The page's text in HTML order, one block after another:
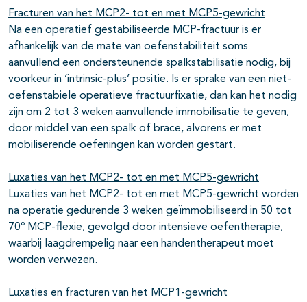
Fracturen van het MCP2- tot en met MCP5-gewricht
Na een operatief gestabiliseerde MCP-fractuur is er
afhankelijk van de mate van oefenstabiliteit soms
aanvullend een ondersteunende spalkstabilisatie nodig, bij
voorkeur in ‘intrinsic-plus’ positie. Is er sprake van een niet-
oefenstabiele operatieve fractuurfixatie, dan kan het nodig
zijn om 2 tot 3 weken aanvullende immobilisatie te geven,
door middel van een spalk of brace, alvorens er met
mobiliserende oefeningen kan worden gestart.
Luxaties van het MCP2- tot en met MCP5-gewricht
Luxaties van het MCP2- tot en met MCP5-gewricht worden
na operatie gedurende 3 weken geïmmobiliseerd in 50 tot
70º MCP-flexie, gevolgd door intensieve oefentherapie,
waarbij laagdrempelig naar een handentherapeut moet
worden verwezen.
Luxaties en fracturen van het MCP1-gewricht